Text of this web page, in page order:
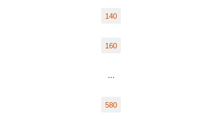
140
160
…
580